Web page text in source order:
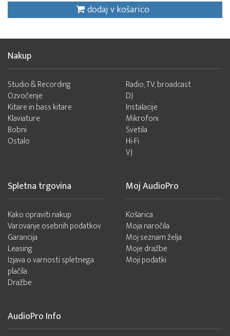
dodaj v košarico
Nakup
Studio & Recording
Ozvočenje
Kitare in bass kitare
Klaviature
Bobni
Ostalo
Radio, TV, broadcast
DJ
Instalacije
Mikrofoni
Svetila
Hi-Fi
VJ
Spletna trgovina
Kako opraviti nakup
Varovanje osebnih podatkov
Garancija
Leasing
Izjava o varnosti spletnega
plačila
Dražbe
Moj AudioPro
Košarica
Moja naročila
Moj seznam želja
Moje dražbe
Moji podatki
AudioPro Info